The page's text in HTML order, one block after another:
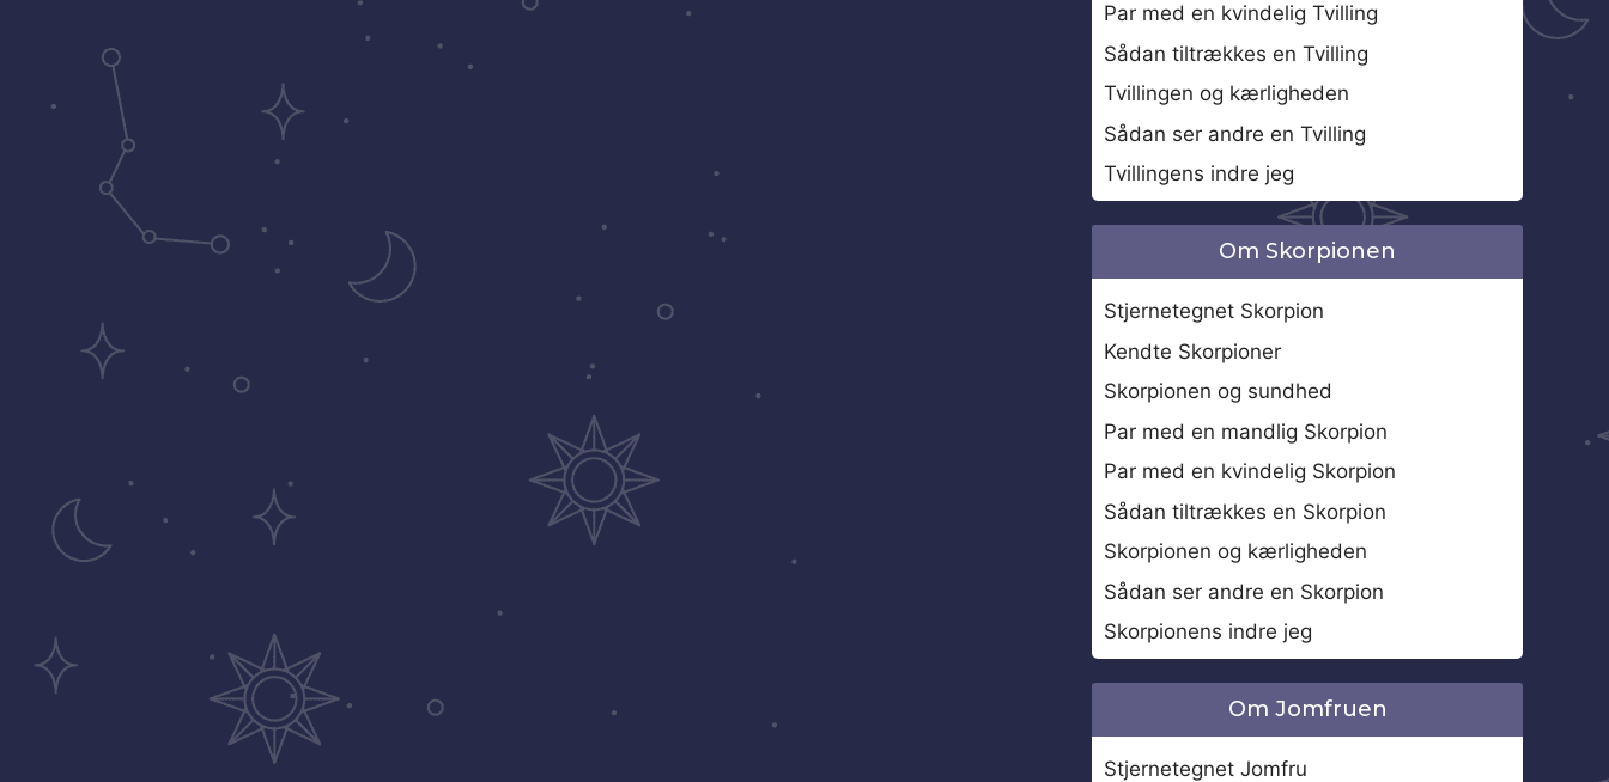
Par med en kvindelig Tvilling
Sådan tiltrækkes en Tvilling
Tvillingen og kærligheden
Sådan ser andre en Tvilling
Tvillingens indre jeg
Om Skorpionen
Stjernetegnet Skorpion
Kendte Skorpioner
Skorpionen og sundhed
Par med en mandlig Skorpion
Par med en kvindelig Skorpion
Sådan tiltrækkes en Skorpion
Skorpionen og kærligheden
Sådan ser andre en Skorpion
Skorpionens indre jeg
Om Jomfruen
Stjernetegnet Jomfru